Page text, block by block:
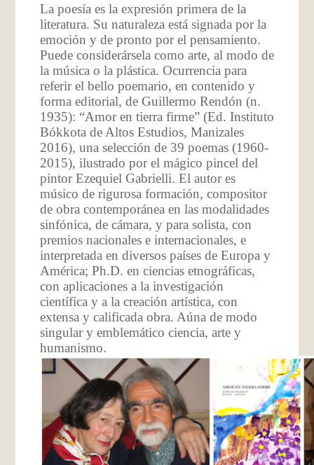
La poesía es la expresión primera de la
literatura. Su naturaleza está signada por la
emoción y de pronto por el pensamiento.
Puede considerársela como arte, al modo de
la música o la plástica. Ocurrencia para
referir el bello poemario, en contenido y
forma editorial, de Guillermo Rendón (n.
1935): “Amor en tierra firme” (Ed. Instituto
Bókkota de Altos Estudios, Manizales
2016), una selección de 39 poemas (1960-
2015), ilustrado por el mágico pincel del
pintor Ezequiel Gabrielli. El autor es
músico de rigurosa formación, compositor
de obra contemporánea en las modalidades
sinfónica, de cámara, y para solista, con
premios nacionales e internacionales, e
interpretada en diversos países de Europa y
América; Ph.D. en ciencias etnográficas,
con aplicaciones a la investigación
científica y a la creación artística, con
extensa y calificada obra. Aúna de modo
singular y emblemático ciencia, arte y
humanismo.